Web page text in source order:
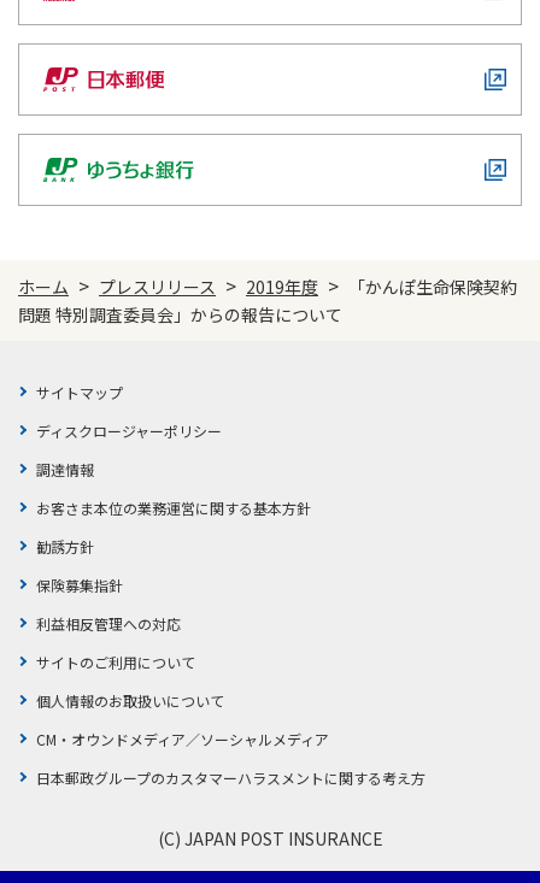
かんぽプラチナライフサービス
ご契約のしおり・約款（Web約款）
保険用語集
保険用語集
お問い合わせ
すこやか健康ラボ
ラジオ体操・みんなの体操
ラジオ体操ポータルサイト
かんぽ生命のサステナビリティ
かんぽジャンクション
ホーム > プレスリリース > 2019年度 >
「かんぽ生命保険契約
問題 特別調査委員会」からの報告について
サイトマップ
ディスクロージャーポリシー
調達情報
お客さま本位の業務運営に関する基本方針
勧誘方針
保険募集指針
利益相反管理への対応
サイトのご利用について
個人情報のお取扱いについて
CM・オウンドメディア／ソーシャルメディア
日本郵政グループのカスタマーハラスメントに関する考え方
(C) JAPAN POST INSURANCE